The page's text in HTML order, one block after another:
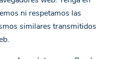
ni respetamos las
similares transmitidos